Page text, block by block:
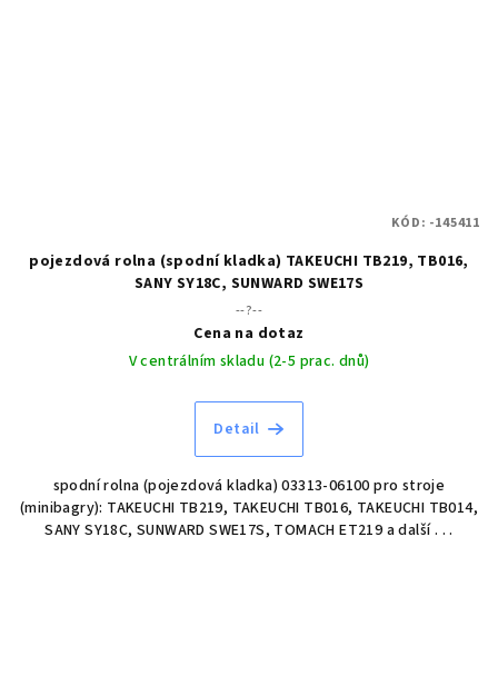
pojezdová rolna (spodní kladka) TAKEUCHI TB219, TB016,
SANY SY18C, SUNWARD SWE17S
--?--
Cena na dotaz
V centrálním skladu (2-5 prac. dnů)
Detail
spodní rolna (pojezdová kladka) 03313-06100 pro stroje
(minibagry): TAKEUCHI TB219, TAKEUCHI TB016, TAKEUCHI TB014,
SANY SY18C, SUNWARD SWE17S, TOMACH ET219 a další . . .
KÓD: -145411